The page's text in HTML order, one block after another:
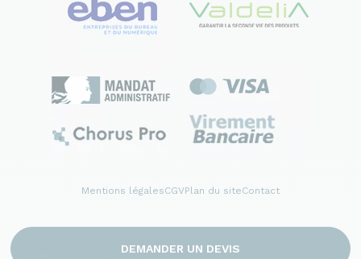
DEMANDER UN DEVIS
Mentions légalesCGVPlan du siteContact